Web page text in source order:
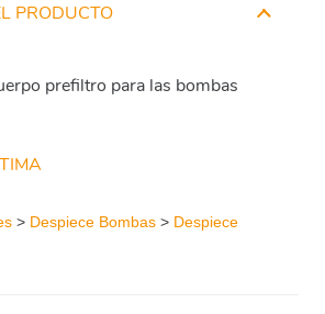
PRODUCTO
prefiltro para las bombas
> Despiece Bombas > Despiece